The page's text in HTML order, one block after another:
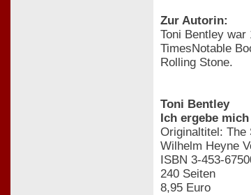
Zur Autorin:
Toni Bentley
TimesNotable
Rolling Stone.
Toni Bentley
Ich ergebe mich
Originaltitel: The
Wilhelm Heyne
ISBN 3-453-
240 Seiten
8,95 Euro